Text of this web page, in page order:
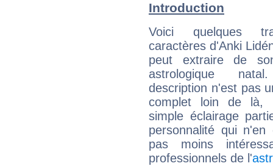
Introduction
Voici quelques
caractères d'Anki
peut extraire de
astrologique
description n'est pas
complet loin de là,
simple éclairage
personnalité qui n'en
pas moins
professionnels de l'